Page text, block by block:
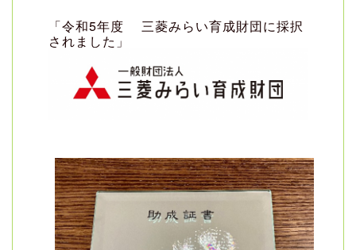
「令和5年度 三菱みらい育成財団に採択
されました」